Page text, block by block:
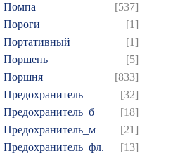
Помпа
[537]
Пороги
[1]
Портативный
[1]
Поршень
[5]
Поршня
[833]
Предохранитель
[32]
Предохранитель_б
[18]
Предохранитель_м
[21]
Предохранитель_фл.
[13]